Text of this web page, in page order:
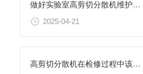
做好实验室高剪切分散机维护的实用小技巧，别错过！
2025-04-21
高剪切分散机在检修过程中该留意的事项